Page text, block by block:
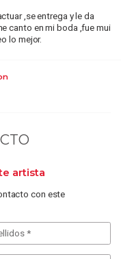
,se entrega y le da
canto en mi boda ,fue mui
lo mejor.
artista
con este